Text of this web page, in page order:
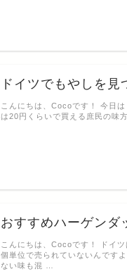
ドイツでもやしを見
こんにちは、Cocoです！ 今日
は20円くらいで買える庶民の味
おすすめハーゲンダ
こんにちは、Cocoです！ ドイ
個単位で売られていないんです
ない味も混 …